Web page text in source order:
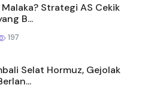
Strategi AS Cekik
B...
197
Selat Hormuz, Gejolak